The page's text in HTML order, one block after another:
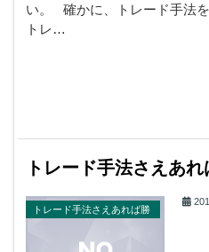
い。 確かに、トレード手法
トレ…
トレード手法さえあ
トレード手法さえあれば勝